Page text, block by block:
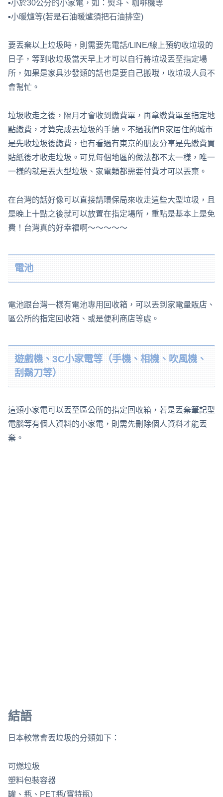
▪小於30公分的小家電，如：熨斗、咖啡機等
▪小暖爐等(若是石油暖爐須把石油排空)
要丟棄以上垃圾時，則需要先電話/LINE/線上預約收垃圾的
日子，等到收垃圾當天早上才可以自行將垃圾丟至指定場
所，如果是家具沙發類的話也是要自己搬哦，收垃圾人員不
會幫忙。
垃圾收走之後，隔月才會收到繳費單，再拿繳費單至指定地
點繳費，才算完成丟垃圾的手續。不過我們R家居住的城市
是先收垃圾後繳費，也有看過有東京的朋友分享是先繳費買
貼紙後才收走垃圾。可見每個地區的做法都不太一樣，唯一
一樣的就是丟大型垃圾、家電類都需要付費才可以丟棄。
在台灣的話好像可以直接請環保局來收走這些大型垃圾，且
是晚上十點之後就可以放置在指定場所，重點是基本上是免
費！台灣真的好幸福啊～～～～～
電池
電池跟台灣一樣有電池專用回收箱，可以丟到家電量販店、
區公所的指定回收箱、或是便利商店等處。
遊戲機、3C小家電等（手機、相機、吹風機、
刮鬍刀等）
這類小家電可以丟至區公所的指定回收箱，若是丟棄筆記型
電腦等有個人資料的小家電，則需先刪除個人資料才能丟
棄。
結語
日本較常會丟垃圾的分類如下：
可燃垃圾
塑料包裝容器
罐、瓶、PET瓶(寶特瓶)